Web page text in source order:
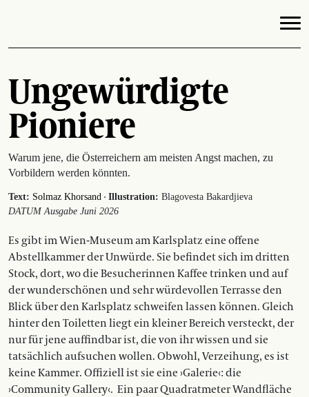
Ungewürdigte
Pioniere
Warum jene, die Österreichern am meisten Angst machen, zu
Vorbildern werden könnten.
Text: Solmaz Khorsand · Illustration: Blagovesta Bakardjieva
DATUM Ausgabe Juni 2026
Es gibt im Wien-Museum am Karlsplatz eine offene
Abstellkammer der Unwürde. Sie befindet sich im dritten
Stock, dort, wo die Besucherinnen Kaffee trinken und auf
der wunderschönen und sehr würdevollen Terrasse den
Blick über den Karlsplatz schweifen lassen können. Gleich
hinter den Toiletten liegt ein kleiner Bereich versteckt, der
nur für jene auffindbar ist, die von ihr wissen und sie
tatsächlich aufsuchen wollen. Obwohl, Ver­zeihung, es ist
keine Kammer. Offiziell ist sie eine ›Galerie‹: die
›Community Gallery‹. Ein paar Quadratmeter Wandfläche